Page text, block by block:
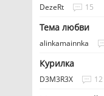
DezeRt 15
Тема любви
alinkamainnka
Курилка
D3M3R3X 12